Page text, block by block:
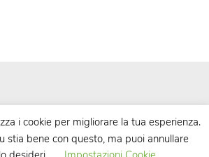
| Theme byTheBootstrapThemes
i cookie per migliorare la tua esperienza.
stia bene con questo, ma puoi annullare